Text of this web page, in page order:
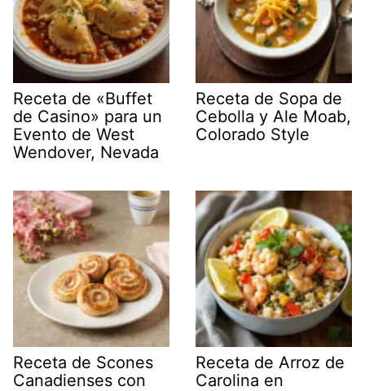
Receta de «Buffet
de Casino» para un
Evento de West
Wendover, Nevada
Receta de Sopa de
Cebolla y Ale Moab,
Colorado Style
Receta de Scones
Canadienses con
Receta de Arroz de
Carolina en